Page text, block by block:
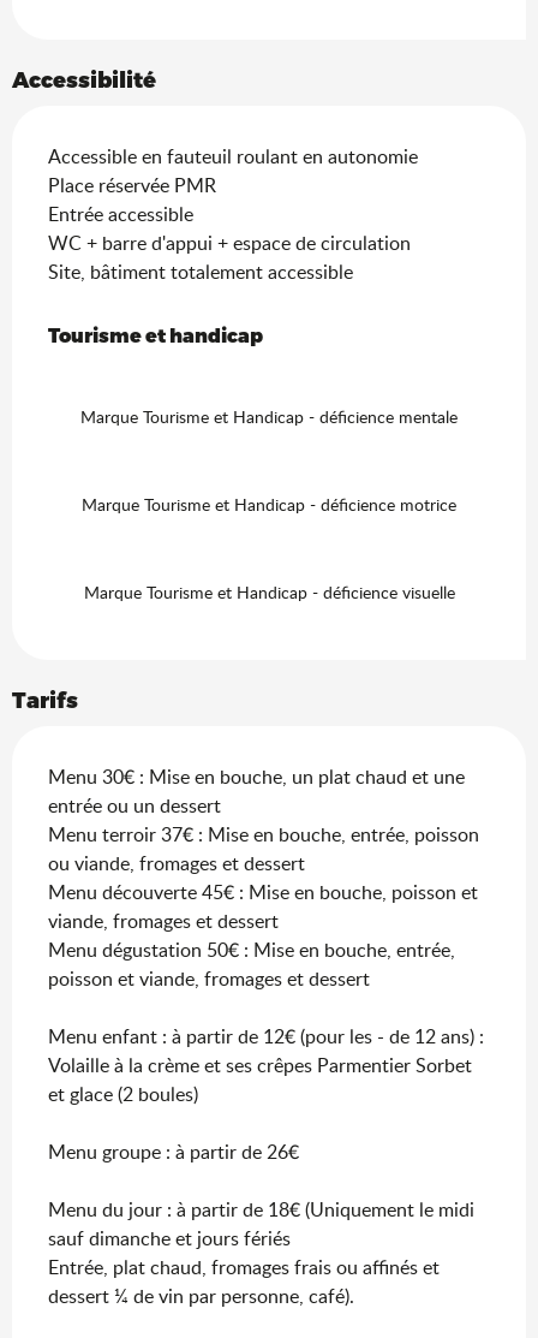
Accessibilité
Accessible en fauteuil roulant en autonomie
Place réservée PMR
Entrée accessible
WC + barre d'appui + espace de circulation
Site, bâtiment totalement accessible
Tourisme et handicap
Tourisme et handicap
Marque Tourisme et Handicap - déficience mentale
Marque Tourisme et Handicap - déficience motrice
Marque Tourisme et Handicap - déficience visuelle
Tarifs
Menu 30€ : Mise en bouche, un plat chaud et une
entrée ou un dessert
Menu terroir 37€ : Mise en bouche, entrée, poisson
ou viande, fromages et dessert
Menu découverte 45€ : Mise en bouche, poisson et
viande, fromages et dessert
Menu dégustation 50€ : Mise en bouche, entrée,
poisson et viande, fromages et dessert
Menu enfant : à partir de 12€ (pour les - de 12 ans) :
Volaille à la crème et ses crêpes Parmentier Sorbet
et glace (2 boules)
Menu groupe : à partir de 26€
Menu du jour : à partir de 18€ (Uniquement le midi
sauf dimanche et jours fériés
Entrée, plat chaud, fromages frais ou affinés et
dessert ¼ de vin par personne, café).